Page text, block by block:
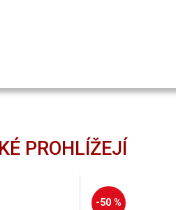
PROHLÍŽEJÍ
-50 %